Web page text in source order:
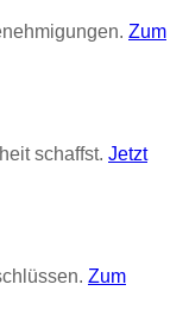
Zum
schaffst. Jetzt
Zum